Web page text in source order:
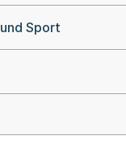
Sport